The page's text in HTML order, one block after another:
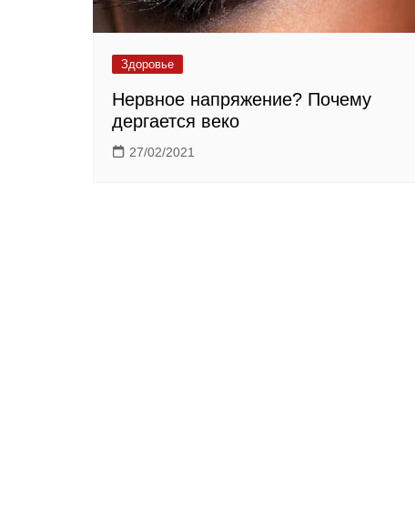
Здоровье
Нервное напряжение? Почему
дергается веко
27/02/2021